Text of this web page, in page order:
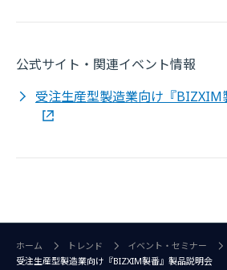
公式サイト・関連イベント情報
受注生産型製造業向け『BIZXIM
ホーム トレンド
イベント・セミナー
受注生産型製造業向け『BIZXIM製番』製品説明会